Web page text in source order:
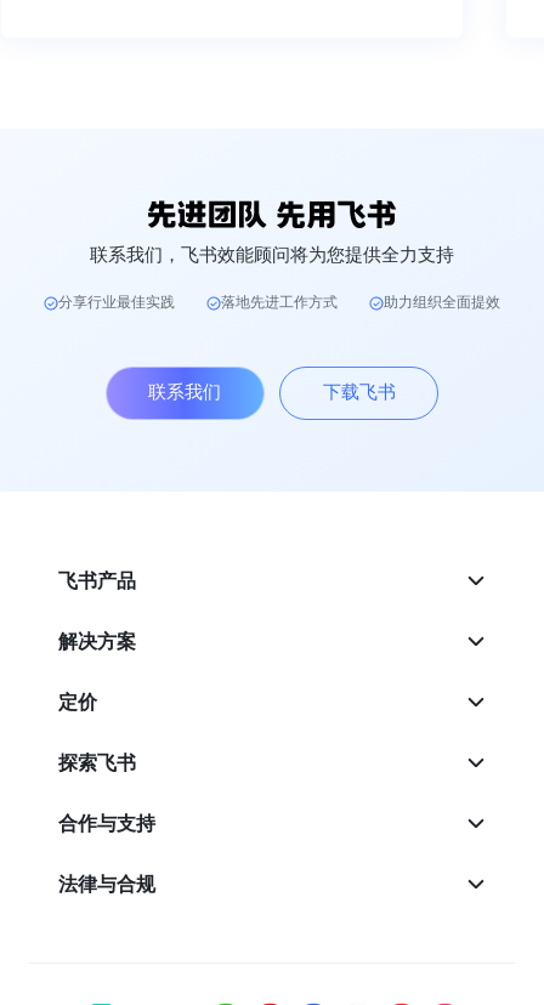
联系我们，飞书效能顾问将为您提供全力支持
分享行业最佳实践 落地先进工作方式 助力组织全面提效
联系我们 下载飞书
飞书产品
解决方案
定价
探索飞书
合作与支持
法律与合规